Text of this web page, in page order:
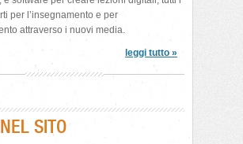
per l’insegnamento e per
attraverso i nuovi media.
leggi tutto »
SITO